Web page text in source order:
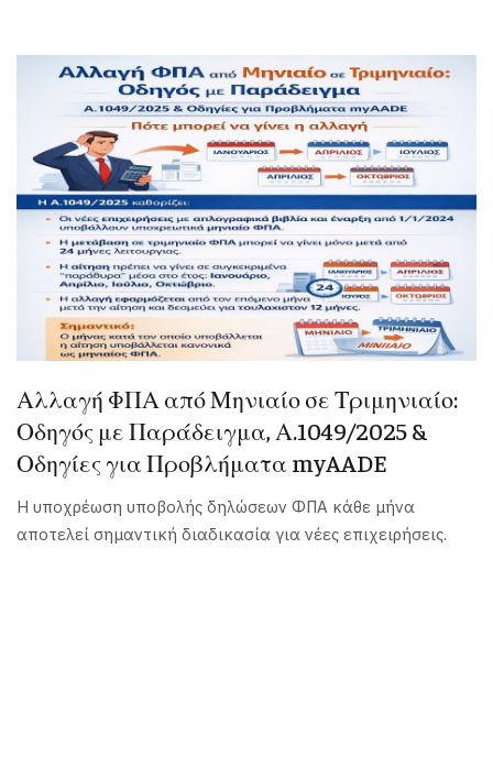
Αλλαγή ΦΠΑ από Μηνιαίο σε Τριμηνιαίο:
Οδηγός με Παράδειγμα, Α.1049/2025 &
Οδηγίες για Προβλήματα myAADE
Η υποχρέωση υποβολής δηλώσεων ΦΠΑ κάθε μήνα
αποτελεί σημαντική διαδικασία για νέες επιχειρήσεις.